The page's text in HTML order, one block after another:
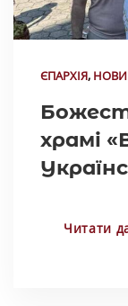
ЄПАРХІЯ,
храмі
Читати